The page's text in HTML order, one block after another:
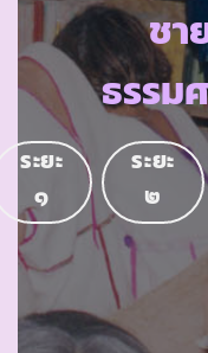
ชา
ธรรม
ระยะ
๑
ระยะ
๒